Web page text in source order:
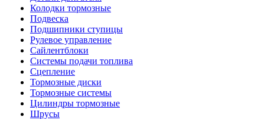
Колодки тормозные
Подвеска
Подшипники ступицы
Рулевое управление
Сайлентблоки
Системы подачи топлива
Сцепление
Тормозные диски
Тормозные системы
Цилиндры тормозные
Шрусы